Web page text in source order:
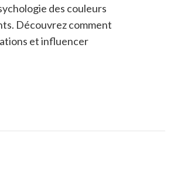
des couleurs
Découvrez comment
et influencer